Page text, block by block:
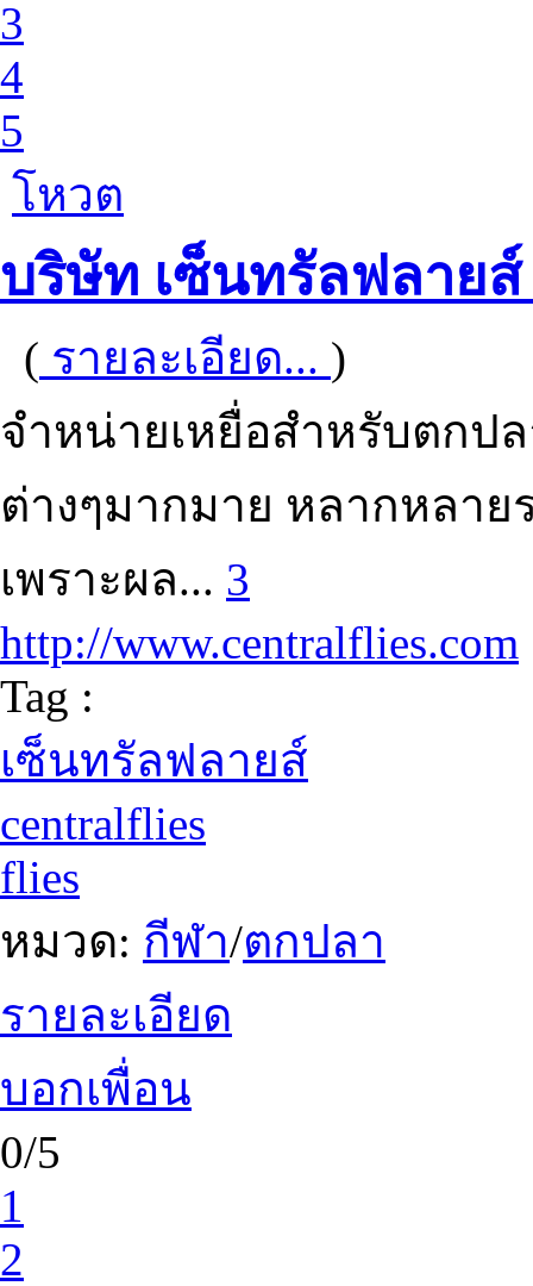
3
4
5
โหวต
บริษัท เซ็นทรัลฟลาย
( รายละเอียด... )
จำหน่ายเหยื่อสำหรับตกป
ต่างๆมากมาย หลากหลาย
เพราะผล... 3
http://www.centralflies.com
Tag :
เซ็นทรัลฟลายส์
centralflies
flies
หมวด: กีฬา/ตกปลา
รายละเอียด
บอกเพื่อน
0/5
1
2